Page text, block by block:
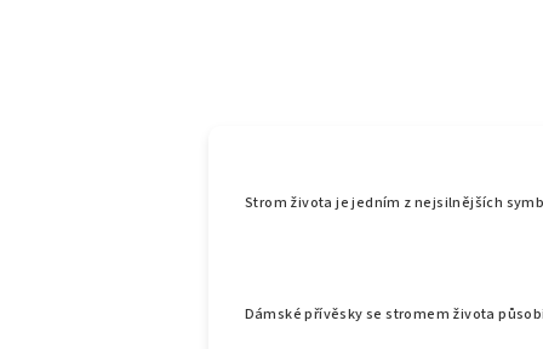
Strom života je jedním z nejsilnějších
Dámské přívěsky se stromem života